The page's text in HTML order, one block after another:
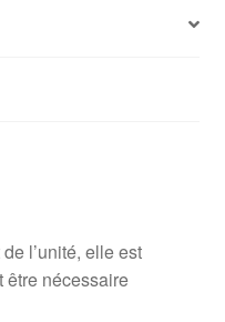
l’unité, elle est
être nécessaire